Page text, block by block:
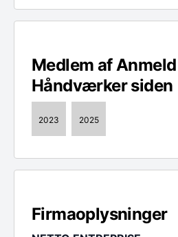
Medlem af Anmeld
Håndværker siden
2023 2025
Firmaoplysninger